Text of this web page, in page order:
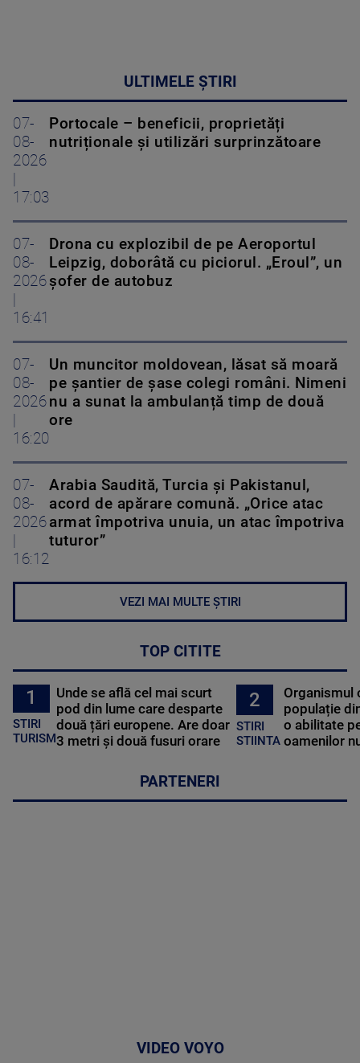
ULTIMELE ȘTIRI
07-
08-
2026
17:03
Portocale – beneficii, proprietăți
nutriționale și utilizări surprinzătoare
07-
08-
2026
16:41
Drona cu explozibil de pe Aeroportul
Leipzig, doborâtă cu piciorul. „Eroul”, un
șofer de autobuz
07-
08-
2026
16:20
Un muncitor moldovean, lăsat să moară
pe șantier de șase colegi români. Nimeni
nu a sunat la ambulanță timp de două
ore
07-
08-
2026
16:12
Arabia Saudită, Turcia și Pakistanul,
acord de apărare comună. „Orice atac
armat împotriva unuia, un atac împotriva
tuturor”
VEZI MAI MULTE ȘTIRI
TOP CITITE
1
STIRI
TURISM
Unde se află cel mai scurt
pod din lume care desparte
două țări europene. Are doar
3 metri și două fusuri orare
2
STIRI
STIINTA
Organismul
populație
o abilitate
oamenilor
PARTENERI
VIDEO VOYO